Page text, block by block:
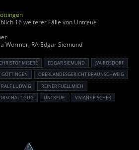
16 weiterer Fälle von Untreue
Wörmer, RA Edgar Siemund
MISERÉ EDGAR SIEMUND
JVA ROSDORF
GÖTTINGEN
OBERLANDESGERICHT BRAUNSCHWEIG
RALF LUDWIG
REINER FUELLMICH
GUG
UNTREUE VIVIANE FISCHER